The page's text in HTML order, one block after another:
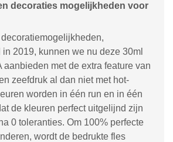
decoraties mogelijkheden voor
2019, kunnen we nu deze 30ml
aanbieden met de extra feature van
zeefdruk al dan niet met hot-
worden in één run en in één
de kleuren perfect uitgelijnd zijn
0 toleranties. Om 100% perfecte
wordt de bedrukte fles